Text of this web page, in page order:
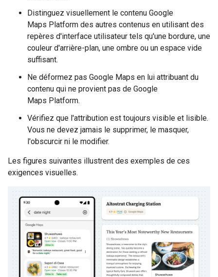
Distinguez visuellement le contenu Google
Maps Platform des autres contenus en utilisant des
repères d'interface utilisateur tels qu'une bordure, une
couleur d'arrière-plan, une ombre ou un espace vide
suffisant.
Ne déformez pas Google Maps en lui attribuant du
contenu qui ne provient pas de Google
Maps Platform.
Vérifiez que l'attribution est toujours visible et lisible.
Vous ne devez jamais le supprimer, le masquer,
l'obscurcir ni le modifier.
Les figures suivantes illustrent des exemples de ces
exigences visuelles.